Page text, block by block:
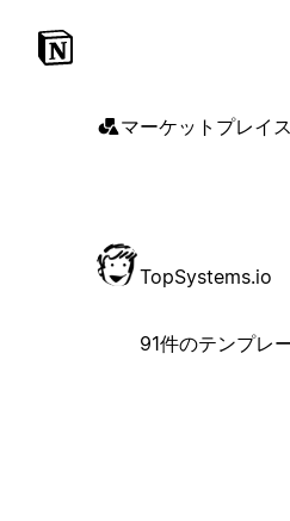
マーケットプレイス
TopSystems.io
91件のテンプレ